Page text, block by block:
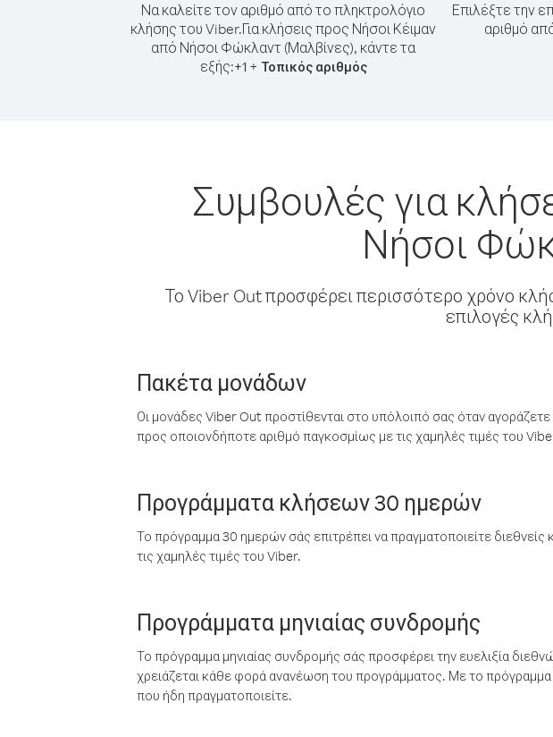
Να καλείτε τον αριθμό από το πληκτρολόγιο
κλήσης του Viber.Για κλήσεις προς Νήσοι Κέιμαν
από Νήσοι Φώκλαντ (Μαλβίνες), κάντε τα
εξής:+1+ Τοπικός αριθμός
Επιλέξτε την
αριθμό
Συμβουλές για
Νήσοι
Το Viber Out προσφέρει περισσότερο χρόνο
επιλογές
Πακέτα μονάδων
Οι μονάδες Viber Out προστίθενται στο υπόλοιπό σας όταν
προς οποιονδήποτε αριθμό παγκοσμίως με τις χαμηλές τιμές του
Προγράμματα κλήσεων 30 ημερών
Το πρόγραμμα 30 ημερών σάς επιτρέπει να πραγματοποιείτε
τις χαμηλές τιμές του Viber.
Προγράμματα μηνιαίας συνδρομής
Το πρόγραμμα μηνιαίας συνδρομής σάς προσφέρει την ευελιξία
χρειάζεται κάθε φορά ανανέωση του προγράμματος. Με το πρόγραμμα
που ήδη πραγματοποιείτε.